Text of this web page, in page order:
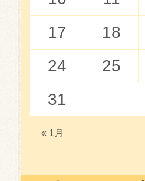
17
18
24
25
31
« 1月